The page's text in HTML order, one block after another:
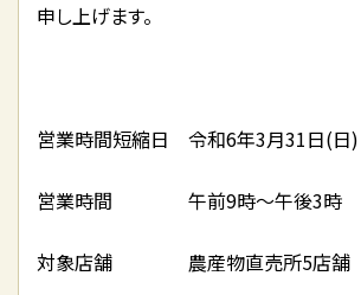
申し上げます。
営業時間短縮日 令和6年3月31日(日)
営業時間 午前9時～午後3時
対象店舗 農産物直売所5店舗